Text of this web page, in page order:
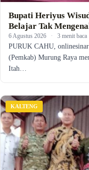
Bupati Heriyus
Belajar Tak
6 Agustus 2026 · 3 menit baca
PURUK CAHU,
(Pemkab) Murung Raya
Itah…
KALTENG